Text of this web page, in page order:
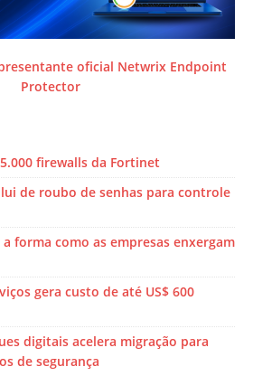
oficial Netwrix Endpoint
Protector
firewalls da Fortinet
de roubo de senhas para controle
forma como as empresas enxergam
gera custo de até US$ 600
digitais acelera migração para
de segurança